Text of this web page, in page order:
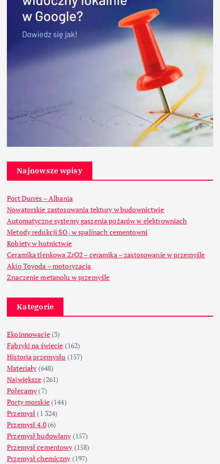
Najnowsze wpisy
Port Durrës – Albania
Nowatorskie zastosowania tektury w budownictwie
Automatyczne systemy gaszenia pożarów w elektrowniach
Metody redukcji SO₂ w spalinach cementowni
Kobiety w hutnictwie
Ceramika tlenkowa ZrO2 – ceramika – zastosowanie w przemyśle
Akio Toyoda – motoryzacja
Znaczenie metanolu w przemyśle
Kategorie
Ekoinnowacje(3)
Fabryki na świecie (162)
Historia przemysłu (157)
Materiały (648)
Największe (261)
Polecamy (7)
Porty morskie(144)
Przemysł (1 324)
Przemysł 4.0(6)
Przemysł budowlany (157)
Przemysł cementowy (158)
Przemysł chemiczny (197)